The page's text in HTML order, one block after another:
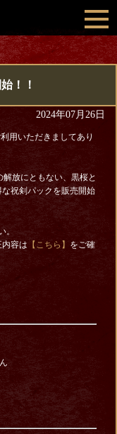
！！
2024年07月26日
用いただきましてあり
放にともない、黒桜と
祝剣パックを販売開始
。
容は 【こちら】 をご確